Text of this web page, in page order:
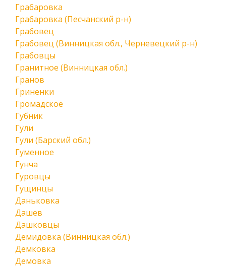
Грабаровка
Грабаровка (Песчанский р-н)
Грабовец
Грабовец (Винницкая обл., Черневецкий р-н)
Грабовцы
Гранитное (Винницкая обл.)
Гранов
Гриненки
Громадское
Губник
Гули
Гули (Барский обл.)
Гуменное
Гунча
Гуровцы
Гущинцы
Даньковка
Дашев
Дашковцы
Демидовка (Винницкая обл.)
Демковка
Демовка